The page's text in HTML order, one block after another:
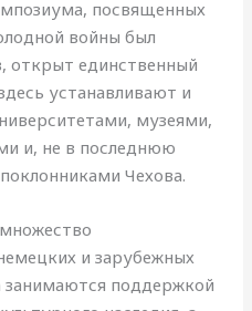
посвященных
войны был
открыт единственный
устанавливают и
музеями,
и, не в последнюю
Чехова.
и зарубежных
занимаются поддержкой